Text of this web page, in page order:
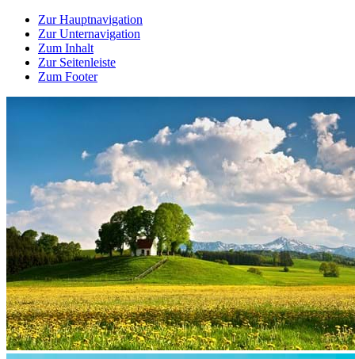
Zur Hauptnavigation
Zur Unternavigation
Zum Inhalt
Zur Seitenleiste
Zum Footer